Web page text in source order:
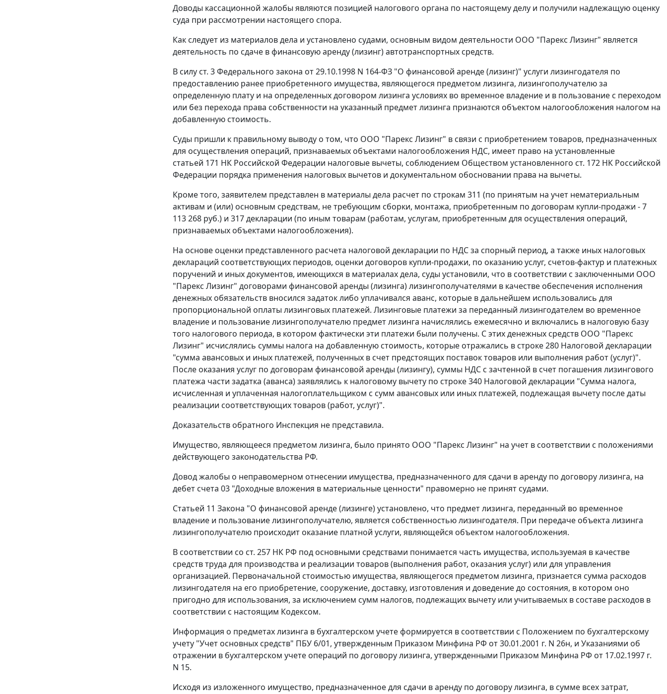
Доводы кассационной жалобы являются позицией налогового органа по настоящему делу и получили надлежащую оценку
суда при рассмотрении настоящего спора.
Как следует из материалов дела и установлено судами, основным видом деятельности ООО "Парекс Лизинг" является
деятельность по сдаче в финансовую аренду (лизинг) автотранспортных средств.
В силу ст. 3Федерального закона от 29.10.1998 N 164-ФЗ "О финансовой аренде (лизинг)" услуги лизингодателя по
предоставлению ранее приобретенного имущества, являющегося предметом лизинга, лизингополучателю за
определенную плату и на определенных договором лизинга условиях во временное владение и в пользование с переходом
или без перехода права собственности на указанный предмет лизинга признаются объектом налогообложения налогом на
добавленную стоимость.
Суды пришли к правильному выводу о том, что ООО "Парекс Лизинг" в связи с приобретением товаров, предназначенных
для осуществления операций, признаваемых объектами налогообложения НДС, имеет право на установленные
статьей 171 НК Российской Федерации налоговые вычеты, соблюдением Обществом установленного ст. 172 НК Российской
Федерации порядка применения налоговых вычетов и документальном обосновании права на вычеты.
Кроме того, заявителем представлен в материалы дела расчет по строкам 311 (по принятым на учет нематериальным
активам и (или) основным средствам, не требующим сборки, монтажа, приобретенным по договорам купли-продажи - 7
113 268 руб.) и 317 декларации (по иным товарам (работам, услугам, приобретенным для осуществления операций,
признаваемых объектами налогообложения).
На основе оценки представленного расчета налоговой декларации по НДС за спорный период, а также иных налоговых
деклараций соответствующих периодов, оценки договоров купли-продажи, по оказанию услуг, счетов-фактур и платежных
поручений и иных документов, имеющихся в материалах дела, суды установили, что в соответствии с заключенными ООО
"Парекс Лизинг" договорами финансовой аренды (лизинга) лизингополучателями в качестве обеспечения исполнения
денежных обязательств вносился задаток либо уплачивался аванс, которые в дальнейшем использовались для
пропорциональной оплаты лизинговых платежей. Лизинговые платежи за переданный лизингодателем во временное
владение и пользование лизингополучателю предмет лизинга начислялись ежемесячно и включались в налоговую базу
того налогового периода, в котором фактически эти платежи были получены. С этих денежных средств ООО "Парекс
Лизинг" исчислялись суммы налога на добавленную стоимость, которые отражались в строке 280 Налоговой декларации
"сумма авансовых и иных платежей, полученных в счет предстоящих поставок товаров или выполнения работ (услуг)".
После оказания услуг по договорам финансовой аренды (лизингу), суммы НДС с зачтенной в счет погашения лизингового
платежа части задатка (аванса) заявлялись к налоговому вычету по строке 340 Налоговой декларации "Сумма налога,
исчисленная и уплаченная налогоплательщиком с сумм авансовых или иных платежей, подлежащая вычету после даты
реализации соответствующих товаров (работ, услуг)".
Доказательств обратного Инспекция не представила.
Имущество, являющееся предметом лизинга, было принято ООО "Парекс Лизинг" на учет в соответствии с положениями
действующего законодательства РФ.
Довод жалобы о неправомерном отнесении имущества, предназначенного для сдачи в аренду по договору лизинга, на
дебет счета 03 "Доходные вложения в материальные ценности" правомерно не принят судами.
Статьей 11 Закона "О финансовой аренде (лизинге) установлено, что предмет лизинга, переданный во временное
владение и пользование лизингополучателю, является собственностью лизингодателя. При передаче объекта лизинга
лизингополучателю происходит оказание платной услуги, являющейся объектом налогообложения.
В соответствии со ст. 257 НК РФ под основными средствами понимается часть имущества, используемая в качестве
средств труда для производства и реализации товаров (выполнения работ, оказания услуг) или для управления
организацией. Первоначальной стоимостью имущества, являющегося предметом лизинга, признается сумма расходов
лизингодателя на его приобретение, сооружение, доставку, изготовления и доведение до состояния, в котором оно
пригодно для использования, за исключением сумм налогов, подлежащих вычету или учитываемых в составе расходов в
соответствии с настоящим Кодексом.
Информация о предметах лизинга в бухгалтерском учете формируется в соответствии с Положением по бухгалтерскому
учету "Учет основных средств" ПБУ 6/01, утвержденным Приказом Минфина РФ от 30.01.2001 г. N 26н, и Указаниями об
отражении в бухгалтерском учете операций по договору лизинга, утвержденными Приказом Минфина РФ от 17.02.1997 г.
N 15.
Исходя из изложенного имущество, предназначенное для сдачи в аренду по договору лизинга, в сумме всех затрат,